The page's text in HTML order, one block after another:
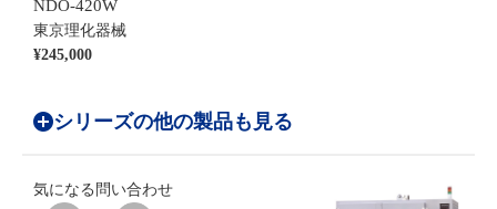
NDO-420W
東京理化器械
¥245,000
シリーズの他の製品も見る
気になる 問い合わせ